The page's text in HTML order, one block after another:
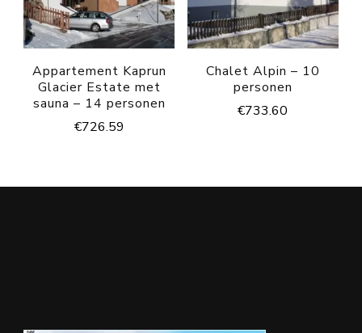
Appartement Kaprun
Glacier Estate met
sauna – 14 personen
€726.59
Chalet Alpin – 10
personen
€733.60